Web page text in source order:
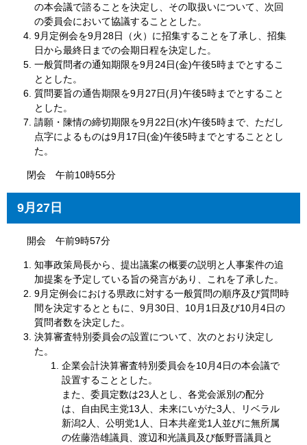
の本会議で諮ることを決定し、その取扱いについて、次回
の委員会において協議することとした。
9月定例会を9月28日（火）に招集することを了承し、招集
日から最終日までの会期日程を決定した。
一般質問者の通知期限を9月24日(金)午後5時までとするこ
ととした。
質問要旨の通告期限を9月27日(月)午後5時までとすること
とした。
請願・陳情の締切期限を9月22日(水)午後5時まで、ただし
点字によるものは9月17日(金)午後5時までとすることとし
た。
閉会 午前10時55分
9月27日
開会 午前9時57分
知事政策局長から、提出議案の概要の説明と人事案件の追
加提案を予定している旨の発言があり、これを了承した。
9月定例会における県政に対する一般質問の順序及び質問時
間を決定するとともに、9月30日、10月1日及び10月4日の
質問者数を決定した。
決算審査特別委員会の設置について、次のとおり決定し
た。
企業会計決算審査特別委員会を10月4日の本会議で
設置することとした。
また、委員定数は23人とし、各党会派別の配分
は、自由民主党13人、未来にいがた3人、リベラル
新潟2人、公明党1人、日本共産党1人並びに無所属
の佐藤浩雄議員、渡辺和光議員及び飯野晋議員と